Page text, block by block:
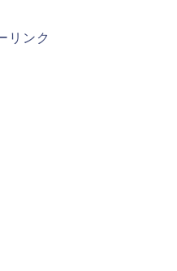
リンク